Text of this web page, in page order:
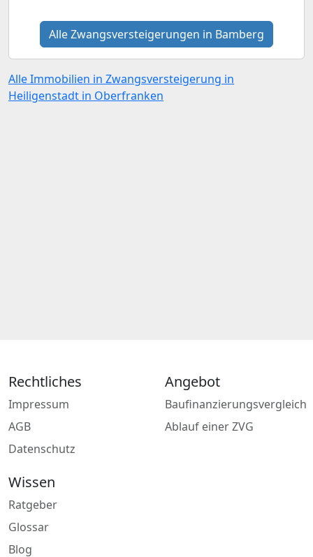
Alle Zwangsversteigerungen in Bamberg
Alle Immobilien in Zwangsversteigerung in
Heiligenstadt in Oberfranken
Rechtliches
Impressum
AGB
Datenschutz
Angebot
Baufinanzierungsvergleich
Ablauf einer ZVG
Wissen
Ratgeber
Glossar
Blog